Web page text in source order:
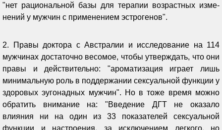
"нет рациональной базы для терапии возрастных изме­
нений у мужчин с применением эстро­генов".
2. Правы доктора с Австралии и исследование на 114
мужчинах достаточно весомое, чтобы утверждать, что они
правы и действительно: "ароматизация играет лишь
минимальную роль в поддержании сексуальной функции у
здоровых эугонадных мужчин". Но в тоже время можно
обратить внимание на: "Введение ДГТ не оказало
влияния ни на один из 33 показателей сексуальной
функции и настроения, за исключением легкого, но